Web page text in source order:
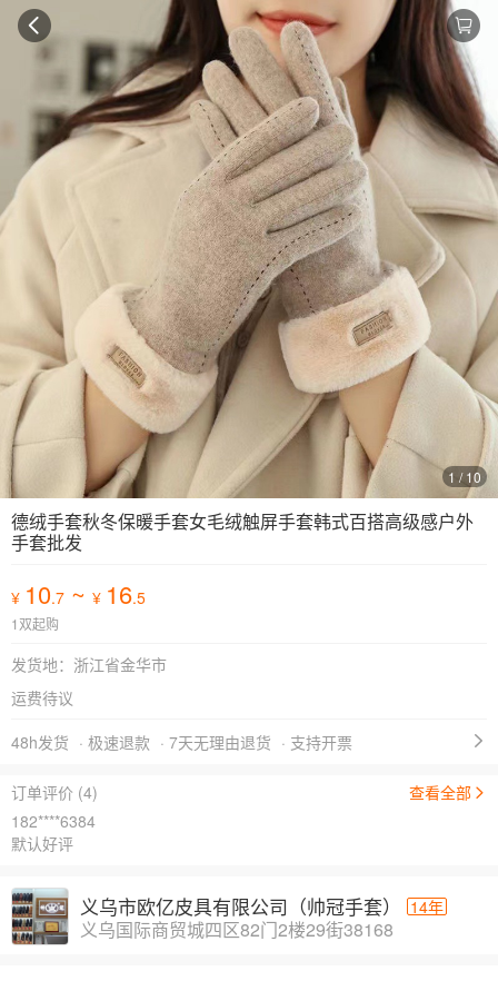
1 / 10
德绒手套秋冬保暖手套女毛绒触屏手套韩式百搭高级感户外
手套批发
¥ 10.7 ~ ¥ 16.5
1双起购
发货地：浙江省金华市
运费待议
48h发货 · 极速退款 · 7天无理由退货 · 支持开票
订单评价 (4)
查看全部
182****6384
默认好评
义乌市欧亿皮具有限公司（帅冠手套） 14年
义乌国际商贸城四区82门2楼29街38168